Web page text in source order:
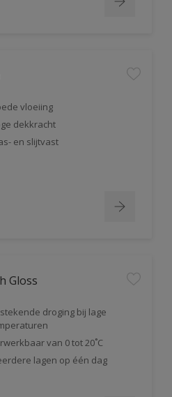
vloeiing
dekkracht
en slijtvast
Gloss
droging bij lage
van 0 tot 20˚C
lagen op één dag